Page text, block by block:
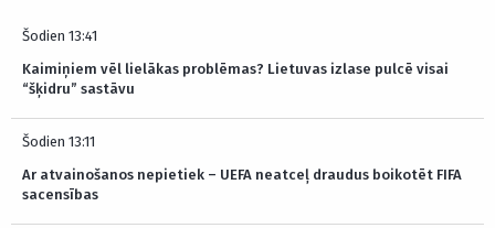
Šodien 13:41
Kaimiņiem vēl lielākas problēmas? Lietuvas izlase pulcē visai
“šķidru” sastāvu
Šodien 13:11
Ar atvainošanos nepietiek – UEFA neatceļ draudus boikotēt FIFA
sacensības